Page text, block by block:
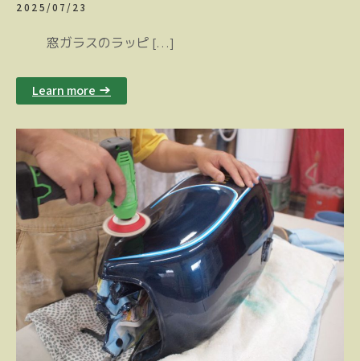
2025/07/23
窓ガラスのラッピ […]
Learn more →